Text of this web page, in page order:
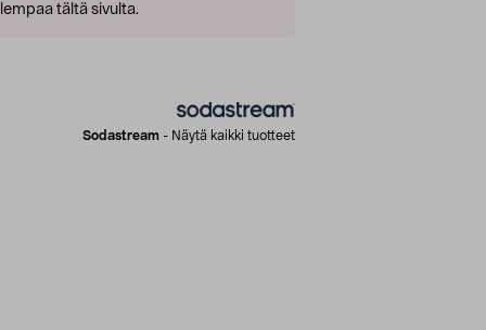
tältä sivulta.
Sodastream - Näytä kaikki tuotteet